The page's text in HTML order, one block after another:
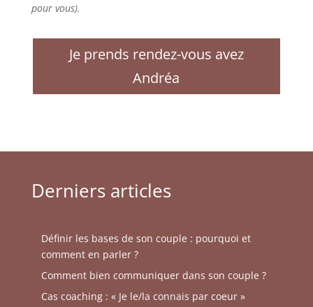
pour vous).
Je prends rendez-vous avez
Andréa
Derniers articles
Définir les bases de son couple : pourquoi et
comment en parler ?
Comment bien communiquer dans son couple ?
Cas coaching : « Je le/la connais par coeur »